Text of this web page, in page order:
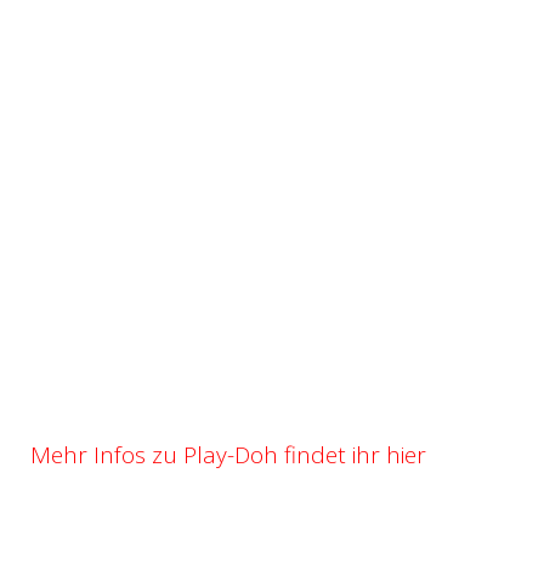
Mehr Infos zu Play-Doh findet ihr hier